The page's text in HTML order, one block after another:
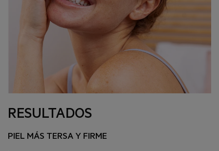
RESULTADOS
PIEL MÁS TERSA Y FIRME